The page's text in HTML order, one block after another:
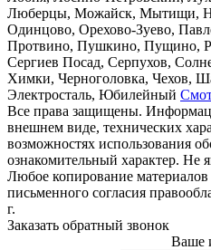
Люберцы, Можайск, Мытищи,
Одинцово, Орехово-Зуево,
Протвино, Пушкино, Пущино,
Сергиев Посад, Серпухов,
Химки, Черноголовка, Чехов,
Электросталь, Юбилейный
Все права защищены.
внешнем виде, технических
возможностях использования
ознакомительный характер. Не
Любое копирование материалов
письменного согласия
г.
Заказать обратный звонок
Ваше